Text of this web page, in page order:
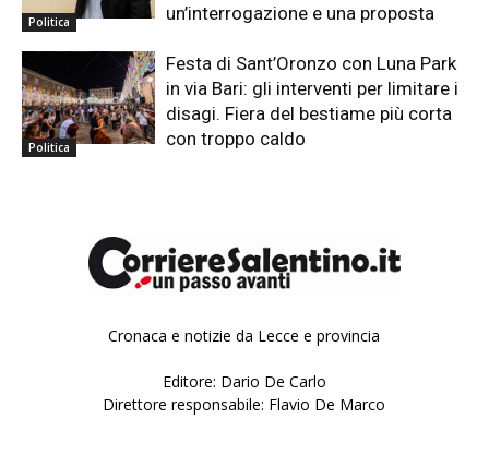
Politica
un’interrogazione e una proposta
Politica
Festa di Sant’Oronzo con Luna Park
in via Bari: gli interventi per limitare i
disagi. Fiera del bestiame più corta
con troppo caldo
Cronaca e notizie da Lecce e provincia
Editore: Dario De Carlo
Direttore responsabile: Flavio De Marco